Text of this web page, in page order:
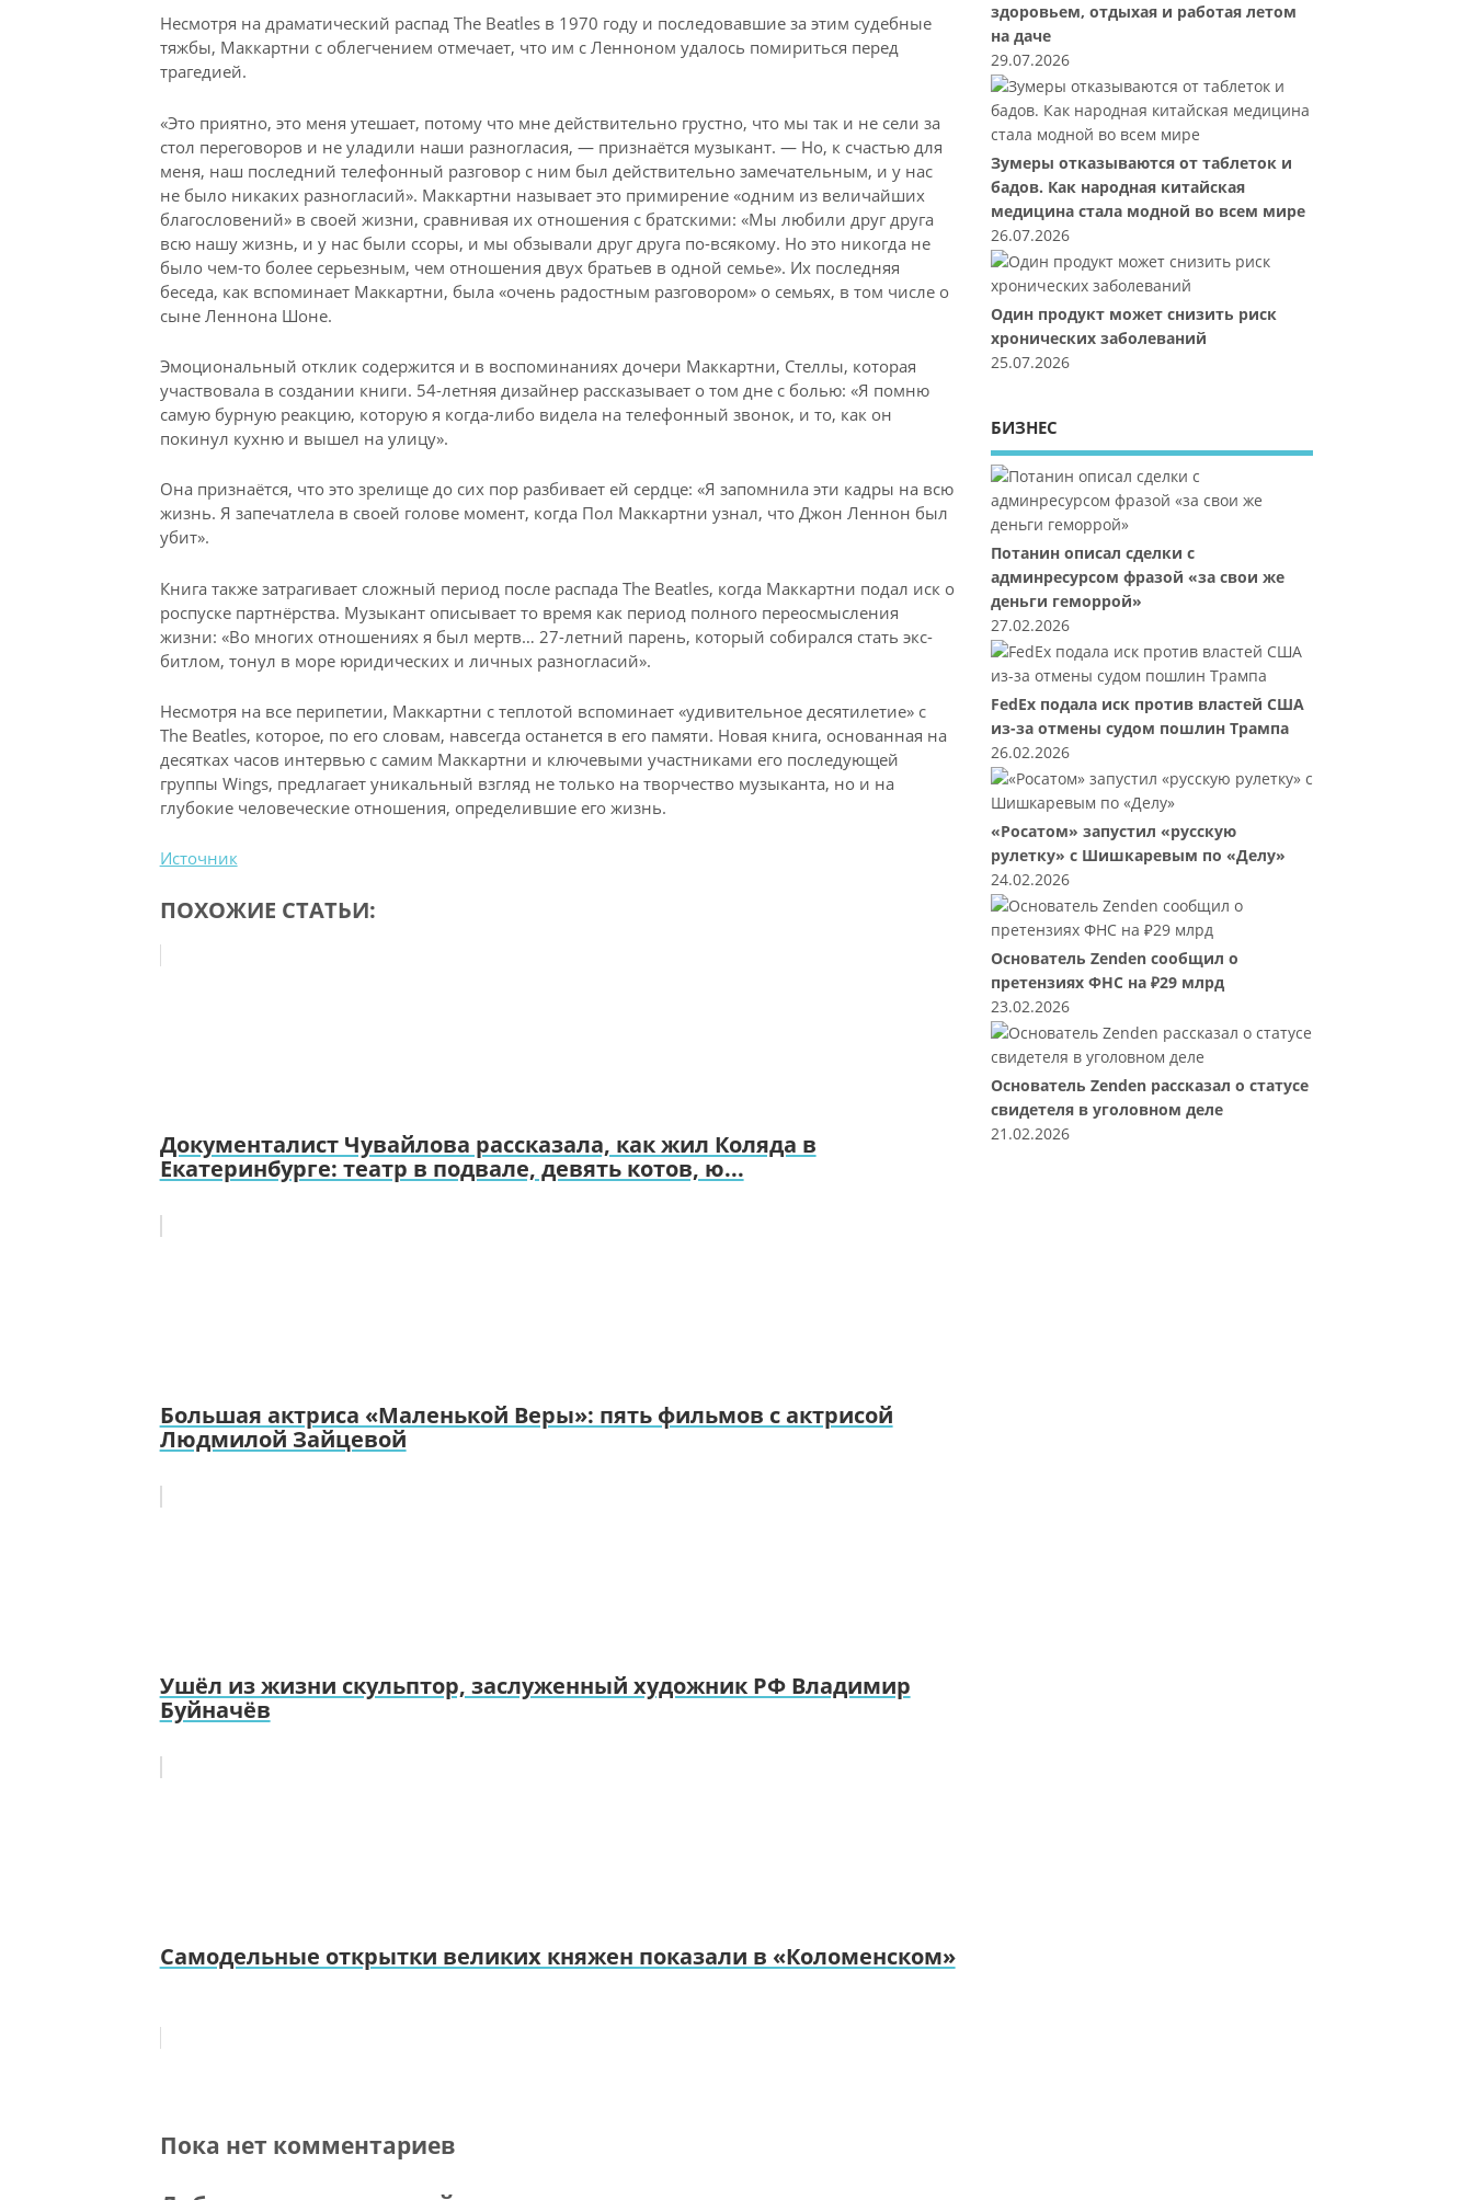
Несмотря на драматический распад The Beatles в 1970 году и последовавшие за этим судебные
тяжбы, Маккартни с облегчением отмечает, что им с Ленноном удалось помириться перед
трагедией.
«Это приятно, это меня утешает, потому что мне действительно грустно, что мы так и не сели за
стол переговоров и не уладили наши разногласия, — признаётся музыкант. — Но, к счастью для
меня, наш последний телефонный разговор с ним был действительно замечательным, и у нас
не было никаких разногласий». Маккартни называет это примирение «одним из величайших
благословений» в своей жизни, сравнивая их отношения с братскими: «Мы любили друг друга
всю нашу жизнь, и у нас были ссоры, и мы обзывали друг друга по-всякому. Но это никогда не
было чем-то более серьезным, чем отношения двух братьев в одной семье». Их последняя
беседа, как вспоминает Маккартни, была «очень радостным разговором» о семьях, в том числе о
сыне Леннона Шоне.
Эмоциональный отклик содержится и в воспоминаниях дочери Маккартни, Стеллы, которая
участвовала в создании книги. 54-летняя дизайнер рассказывает о том дне с болью: «Я помню
самую бурную реакцию, которую я когда-либо видела на телефонный звонок, и то, как он
покинул кухню и вышел на улицу».
Она признаётся, что это зрелище до сих пор разбивает ей сердце: «Я запомнила эти кадры на всю
жизнь. Я запечатлела в своей голове момент, когда Пол Маккартни узнал, что Джон Леннон был
убит».
Книга также затрагивает сложный период после распада The Beatles, когда Маккартни подал иск о
роспуске партнёрства. Музыкант описывает то время как период полного переосмысления
жизни: «Во многих отношениях я был мертв… 27-летний парень, который собирался стать экс-
битлом, тонул в море юридических и личных разногласий».
Несмотря на все перипетии, Маккартни с теплотой вспоминает «удивительное десятилетие» с
The Beatles, которое, по его словам, навсегда останется в его памяти. Новая книга, основанная на
десятках часов интервью с самим Маккартни и ключевыми участниками его последующей
группы Wings, предлагает уникальный взгляд не только на творчество музыканта, но и на
глубокие человеческие отношения, определившие его жизнь.
Источник
ПОХОЖИЕ СТАТЬИ:
Документалист Чувайлова рассказала, как жил Коляда в
Екатеринбурге: театр в подвале, девять котов, ю...
Большая актриса «Маленькой Веры»: пять фильмов с актрисой
Людмилой Зайцевой
Ушёл из жизни скульптор, заслуженный художник РФ Владимир
Буйначёв
Самодельные открытки великих княжен показали в «Коломенском»
Пока нет комментариев
здоровьем, отдыхая и работая летом
на даче
29.07.2026
Зумеры отказываются от таблеток и
бадов. Как народная китайская
медицина стала модной во всем мире
26.07.2026
Один продукт может снизить риск
хронических заболеваний
25.07.2026
БИЗНЕС
Потанин описал сделки с
админресурсом фразой «за свои же
деньги геморрой»
27.02.2026
FedEx подала иск против властей США
из-за отмены судом пошлин Трампа
26.02.2026
«Росатом» запустил «русскую
рулетку» с Шишкаревым по «Делу»
24.02.2026
Основатель Zenden сообщил о
претензиях ФНС на ₽29 млрд
23.02.2026
Основатель Zenden рассказал о статусе
свидетеля в уголовном деле
21.02.2026